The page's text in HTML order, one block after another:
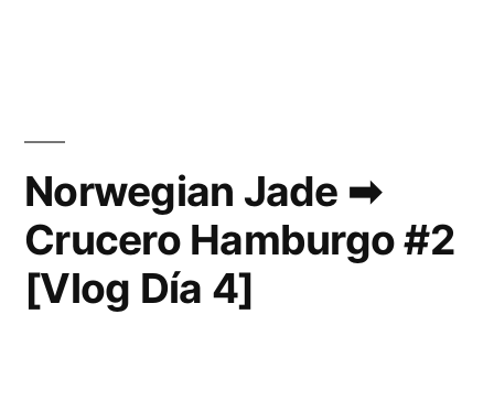
Norwegian Jade ➡
Crucero Hamburgo #2
[Vlog Día 4]